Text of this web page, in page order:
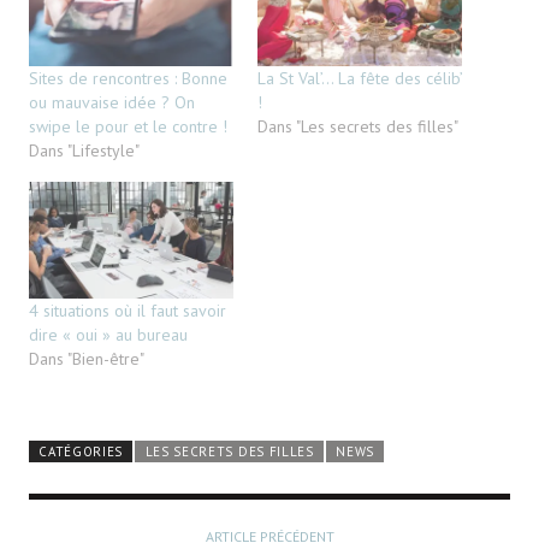
Sites de rencontres : Bonne
ou mauvaise idée ? On
swipe le pour et le contre !
Dans "Lifestyle"
La St Val’… La fête des célib’
!
Dans "Les secrets des filles"
4 situations où il faut savoir
dire « oui » au bureau
Dans "Bien-être"
CATÉGORIES LES SECRETS DES FILLES NEWS
ARTICLE PRÉCÉDENT